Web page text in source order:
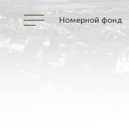
Номерной фонд